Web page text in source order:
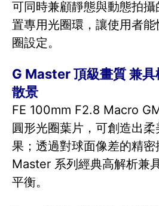
可同時兼顧靜態與動態拍
置專用光圈環，讓使用者
圈設定。
G Master 頂級畫質 兼具
散景
FE 100mm F2.8 Macro
圓形光圈葉片，可創造出
果；透過對球面像差的精
Master 系列經典高解析兼
平衡。